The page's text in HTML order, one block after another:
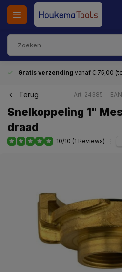
Gratis verzending vanaf € 75,00
Terug Art: 24385
Snelkoppeling 1"
draad
10/10 (1 Reviews)